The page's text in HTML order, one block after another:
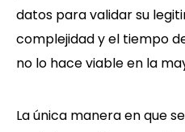
datos para validar su
complejidad y el tiempo
no lo hace viable en la
La única manera en que